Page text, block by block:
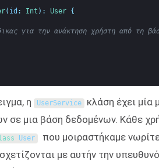
( id : Int ) : User {
για την ανάκτηση χρήστη από τη
η UserService κλάση έχει μία
σε μια βάση δεδομένων. Κάθε
User που μοιραστήκαμε
με αυτήν την